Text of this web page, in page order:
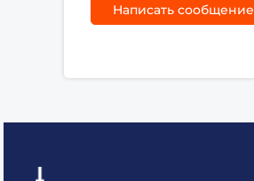
Написать сообщение